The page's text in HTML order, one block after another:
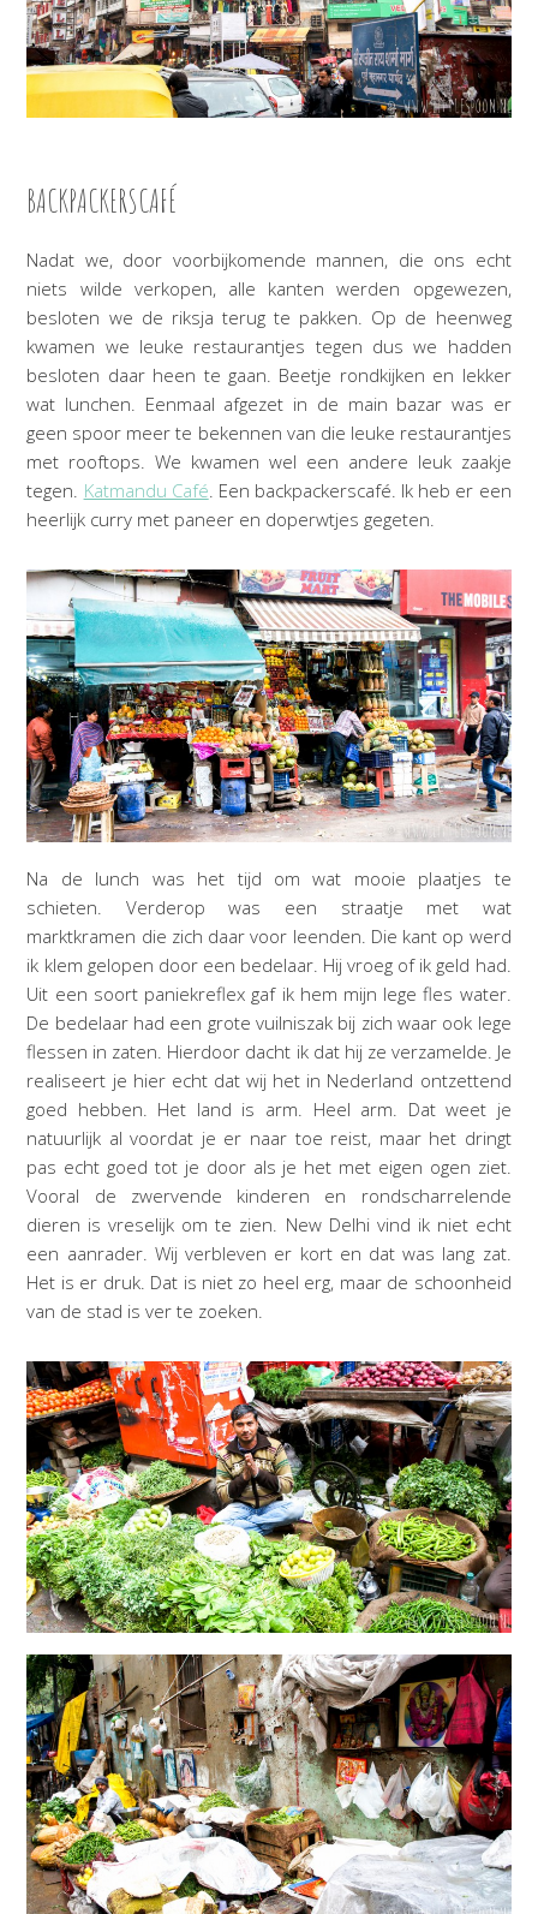
BACKPACKERSCAFÉ
Nadat we, door voorbijkomende mannen, die ons echt
niets wilde verkopen, alle kanten werden opgewezen,
besloten we de riksja terug te pakken. Op de heenweg
kwamen we leuke restaurantjes tegen dus we hadden
besloten daar heen te gaan. Beetje rondkijken en lekker
wat lunchen. Eenmaal afgezet in de main bazar was er
geen spoor meer te bekennen van die leuke restaurantjes
met rooftops. We kwamen wel een andere leuk zaakje
tegen. Katmandu Café. Een backpackerscafé. Ik heb er een
heerlijk curry met paneer en doperwtjes gegeten.
Na de lunch was het tijd om wat mooie plaatjes te
schieten. Verderop was een straatje met wat
marktkramen die zich daar voor leenden. Die kant op werd
ik klem gelopen door een bedelaar. Hij vroeg of ik geld had.
Uit een soort paniekreflex gaf ik hem mijn lege fles water.
De bedelaar had een grote vuilniszak bij zich waar ook lege
flessen in zaten. Hierdoor dacht ik dat hij ze verzamelde. Je
realiseert je hier echt dat wij het in Nederland ontzettend
goed hebben. Het land is arm. Heel arm. Dat weet je
natuurlijk al voordat je er naar toe reist, maar het dringt
pas echt goed tot je door als je het met eigen ogen ziet.
Vooral de zwervende kinderen en rondscharrelende
dieren is vreselijk om te zien. New Delhi vind ik niet echt
een aanrader. Wij verbleven er kort en dat was lang zat.
Het is er druk. Dat is niet zo heel erg, maar de schoonheid
van de stad is ver te zoeken.